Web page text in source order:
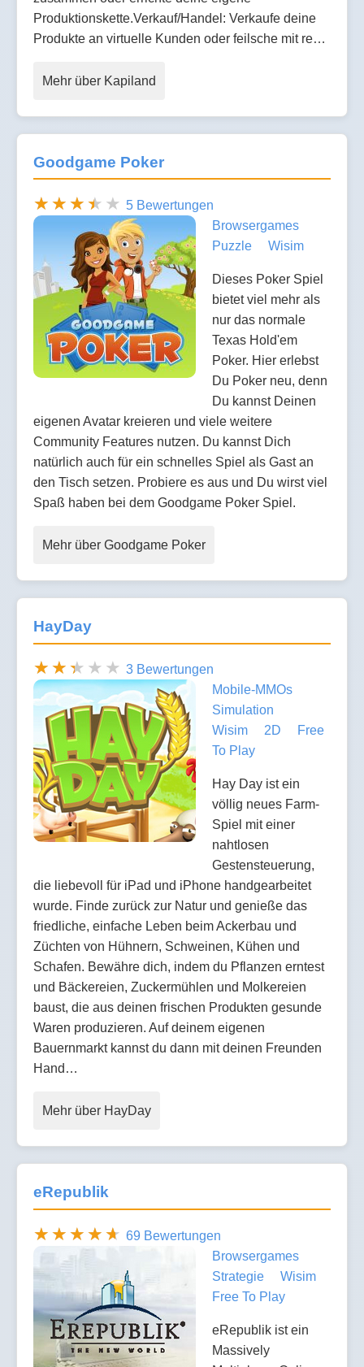
Produktionskette.Verkauf/Handel: Verkaufe deine
Produkte an virtuelle Kunden oder feilsche mit re…
Mehr über Kapiland
Goodgame Poker
5 Bewertungen
Browsergames
Puzzle
Wisim
Dieses Poker Spiel
bietet viel mehr als
nur das normale
Texas Hold'em
Poker. Hier erlebst
Du Poker neu, denn
Du kannst Deinen
eigenen Avatar kreieren und viele weitere
Community Features nutzen. Du kannst Dich
natürlich auch für ein schnelles Spiel als Gast an
den Tisch setzen. Probiere es aus und Du wirst viel
Spaß haben bei dem Goodgame Poker Spiel.
Mehr über Goodgame Poker
HayDay
3 Bewertungen
Mobile-MMOs
Simulation
Wisim
2D
Free
To Play
Hay Day ist ein
völlig neues Farm-
Spiel mit einer
nahtlosen
Gestensteuerung,
die liebevoll für iPad und iPhone handgearbeitet
wurde. Finde zurück zur Natur und genieße das
friedliche, einfache Leben beim Ackerbau und
Züchten von Hühnern, Schweinen, Kühen und
Schafen. Bewähre dich, indem du Pflanzen erntest
und Bäckereien, Zuckermühlen und Molkereien
baust, die aus deinen frischen Produkten gesunde
Waren produzieren. Auf deinem eigenen
Bauernmarkt kannst du dann mit deinen Freunden
Hand…
Mehr über HayDay
eRepublik
69 Bewertungen
Browsergames
Strategie
Wisim
Free To Play
eRepublik ist ein
Massively